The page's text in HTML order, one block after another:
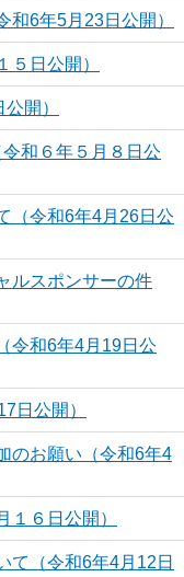
6年5月23日公開）
５日公開）
開）
和６年５月８日公
（令和6年4月26日公
ルスポンサーの件
令和6年4月19日公
日公開）
のお願い（令和6年4
１６日公開）
て（令和6年4月12日